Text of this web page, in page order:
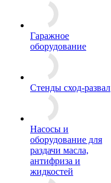
Гаражное
оборудование
Стенды сход-развал
Насосы и
оборудование для
раздачи масла,
антифриза и
жидкостей